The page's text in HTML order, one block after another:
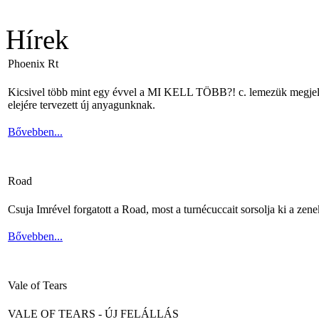
Hírek
Phoenix Rt
Kicsivel több mint egy évvel a MI KELL TÖBB?! c. lemezük
elejére tervezett új anyagunknak.
Bővebben...
Road
Csuja Imrével forgatott a Road, most a turnécuccait sorsolja ki a
Bővebben...
Vale of Tears
VALE OF TEARS - ÚJ FELÁLLÁS